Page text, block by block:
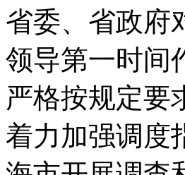
省委、省政府
领导第一时间
严格按规定要
着力加强调度